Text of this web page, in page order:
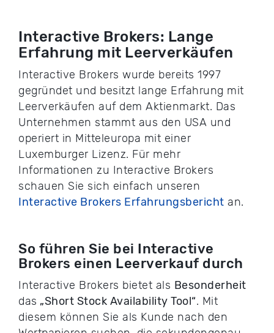
Interactive Brokers: Lange
Erfahrung mit Leerverkäufen
Interactive Brokers wurde bereits 1997
gegründet und besitzt lange Erfahrung mit
Leerverkäufen auf dem Aktienmarkt. Das
Unternehmen stammt aus den USA und
operiert in Mitteleuropa mit einer
Luxemburger Lizenz. Für mehr
Informationen zu Interactive Brokers
schauen Sie sich einfach unseren
Interactive Brokers Erfahrungsbericht an.
So führen Sie bei Interactive
Brokers einen Leerverkauf durch
Interactive Brokers bietet als Besonderheit
das „Short Stock Availability Tool“. Mit
diesem können Sie als Kunde nach den